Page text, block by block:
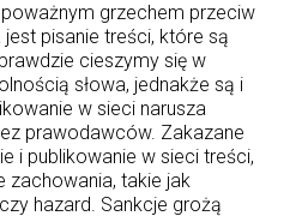
grzechem przeciw
pisanie treści, które są
cieszymy się w
słowa, jednakże są i
w sieci narusza
prawodawców. Zakazane
i publikowanie w sieci treści,
zachowania, takie jak
hazard. Sankcje grożą